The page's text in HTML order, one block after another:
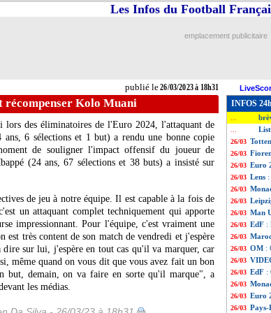
publié le26/03/2023 à 18h31
Les Infos du Football
emplacement publicitaire
récompenser Kolo Muani
lors des éliminatoires de l'Euro 2024, l'attaquant de
6 sélections et 1 but) a rendu une bonne copie
de souligner l'impact offensif du joueur de
(24 ans, 67 sélections et 38 buts) a insisté sur
de jeu à notre équipe. Il est capable à la fois de
un attaquant complet techniquement qui apporte
impressionnant. Pour l'équipe, c'est vraiment une
est très content de son match de vendredi et j'espère
sur lui, j'espère en tout cas qu'il va marquer, car
même quand on vous dit que vous avez fait un bon
but, demain, on va faire en sorte qu'il marque", a
les médias.
INFOS
26/03
26/03
26/03 Euro
26/03 Lens
26/03
26/03
26/03 Man
26/03 EdF :
26/03
26/03 OM :
26/03
26/03 EdF :
26/03
26/03 Euro
26/03 Pays-